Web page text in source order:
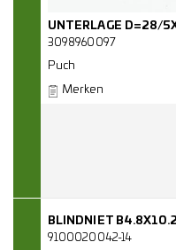
UNTERLAGE D=28/
3098960097
Puch
Merken
BLINDNIET
9100020042-14